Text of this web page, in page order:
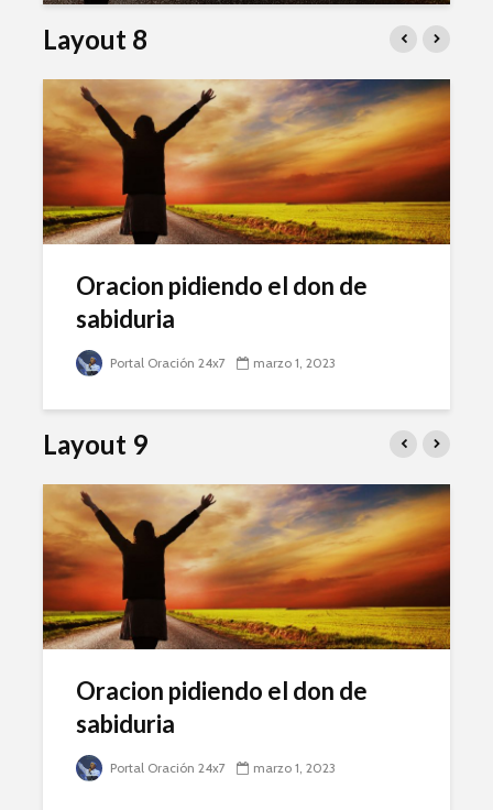
Layout 8
Oracion pidiendo el don de
sabiduria
Portal Oración 24x7 marzo 1, 2023
Layout 9
Oracion pidiendo el don de
sabiduria
Portal Oración 24x7 marzo 1, 2023